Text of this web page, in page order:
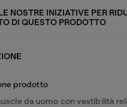
NOSTRE INIZIATIVE PER
DI QUESTO PRODOTTO
prodotto
da uomo con vestibilità